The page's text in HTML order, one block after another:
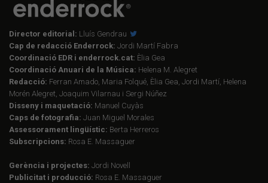
Director editorial: Lluís Gendrau
Cap de redacció Enderrock: Jordi Martí Fabra
Coordinació EDR i enderrock.cat: Èlia Gea
Coordinació Anuari de la Música: Helena M. Alegret
Redacció: Ferran Amado, Maria Folqué, Èlia Gea, Jordi Martí, Helena
Morén Alegret, Joaquim Vilarnau i Sergi Núñez
Disseny i maquetació: Manuel Cuyàs
Caps de fotografia: Juan Miguel Morales
Assessorament lingüístic: Berta Herreros
Subscripcions: Rosa E. Massaguer
Gerència i projectes: Jordi Novell
Publicitat i producció: Rosa E. Massaguer